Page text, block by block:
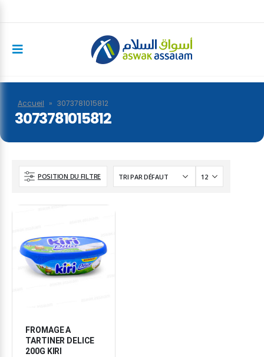
Accueil » 3073781015812
3073781015812
POSITION DU FILTRE
FROMAGE A
TARTINER DELICE
200G KIRI